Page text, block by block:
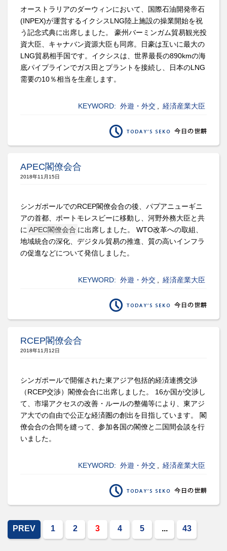
オーストラリアのダーウィンにおいて、国際石油開発帝石
(INPEX)が運営するイクシスLNG陸上施設の操業開始を祝
う記念式典に出席しました。 豪州バーミンガム貿易観光投
資大臣、キャナバン資源大臣も同席。日豪は互いに最大の
LNG貿易相手国です。イクシスは、世界最長の890kmの海
底パイプラインでガス田とプラントを接続し、日本のLNG
需要の10％相当を生産します。
KEYWORD: 外遊・外交 経済産業大臣
APEC閣僚会合
2018年11月15日
シンガポールでのRCEP閣僚会合の後、パプアニューギニ
アの首都、ポートモレスビーに移動し、河野外務大臣と共
に APEC閣僚会合 に出席しました。 WTO改革への取組、
地域統合の深化、デジタル貿易の推進、質の高いインフラ
の促進などについて発信しました。
KEYWORD: 外遊・外交 経済産業大臣
RCEP閣僚会合
2018年11月12日
シンガポールで開催された東アジア包括的経済連携交渉
（RCEP交渉）閣僚会合に出席しました。 16か国が交渉し
て、市場アクセスの改善・ルールの整備等により、東アジ
ア大での自由で公正な経済圏の創出を目指しています。 閣
僚会合の合間を縫って、参加各国の閣僚と二国間会談を行
いました。
KEYWORD: 外遊・外交 経済産業大臣
PREV 1 2 3 4 5 ... 43